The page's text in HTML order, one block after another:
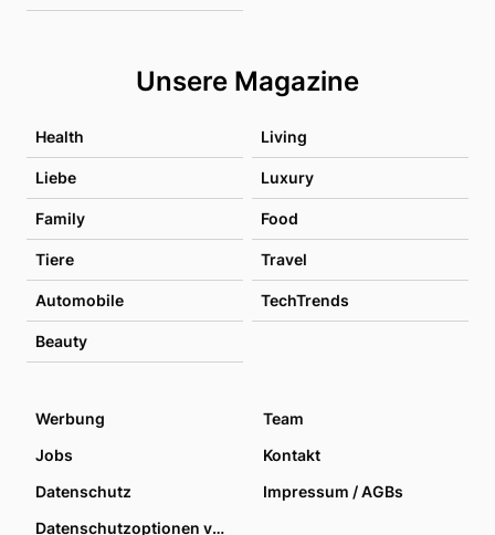
Unsere Magazine
Health Living
Liebe Luxury
Family Food
Tiere Travel
Automobile TechTrends
Beauty
Werbung
Team
Jobs
Kontakt
Datenschutz
Impressum / AGBs
Datenschutzoptionen verwalten